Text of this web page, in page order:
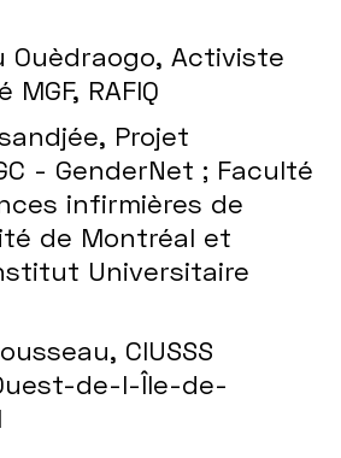
Ouèdraogo, Activiste
MGF, RAFIQ
Projet
- GenderNet ; Faculté
infirmières de
de Montréal et
Universitaire
CIUSSS
de-l-Île-de-